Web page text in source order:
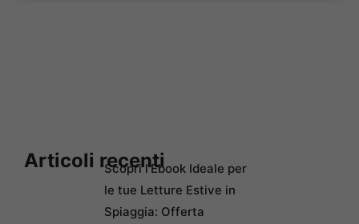
Articoli recentiScopri l’Ebook Ideale per
le tue Letture Estive in
Spiaggia: Offerta